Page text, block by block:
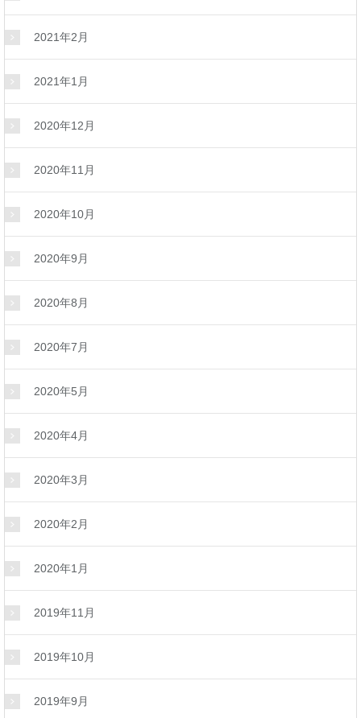
2021年2月
2021年1月
2020年12月
2020年11月
2020年10月
2020年9月
2020年8月
2020年7月
2020年5月
2020年4月
2020年3月
2020年2月
2020年1月
2019年11月
2019年10月
2019年9月